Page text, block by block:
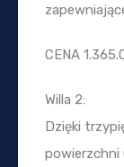
CENA
Willa 2:
Dzięki
powierzchni